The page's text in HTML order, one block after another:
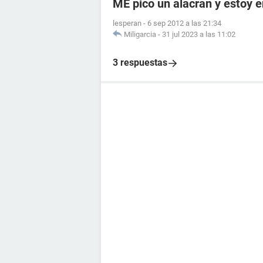
ME pico un alacran y estoy
lesperan - 6 sep 2012 a las 21:34
Miligarcia - 31 jul 2023 a las 11:02
3 respuestas